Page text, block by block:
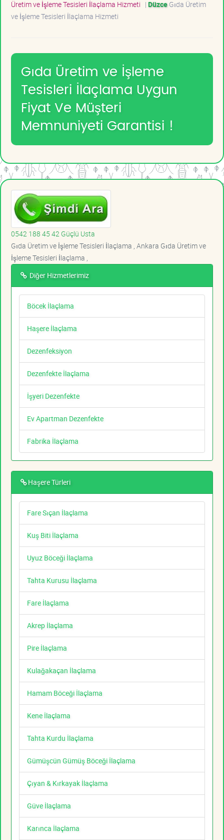
Üretim ve İşleme Tesisleri İlaçlama Hizmeti | DüzceGıda Üretim
ve İşleme Tesisleri İlaçlama Hizmeti
Gıda Üretim ve İşleme
Tesisleri İlaçlama Uygun
Fiyat Ve Müşteri
Memnuniyeti Garantisi !
0542 188 45 42 Güçlü Usta
Gıda Üretim ve İşleme Tesisleri İlaçlama , Ankara Gıda Üretim ve
İşleme Tesisleri İlaçlama ,
Diğer Hizmetlerimiz
Böcek İlaçlama
Haşere İlaçlama
Dezenfeksiyon
Dezenfekte İlaçlama
İşyeri Dezenfekte
Ev Apartman Dezenfekte
Fabrika İlaçlama
Haşere Türleri
Fare Sıçan İlaçlama
Kuş Biti İlaçlama
Uyuz Böceği İlaçlama
Tahta Kurusu İlaçlama
Fare İlaçlama
Akrep İlaçlama
Pire İlaçlama
Kulağakaçan İlaçlama
Hamam Böceği İlaçlama
Kene İlaçlama
Tahta Kurdu İlaçlama
Gümüşcün Gümüş Böceği İlaçlama
Çıyan & Kırkayak İlaçlama
Güve İlaçlama
Karınca İlaçlama